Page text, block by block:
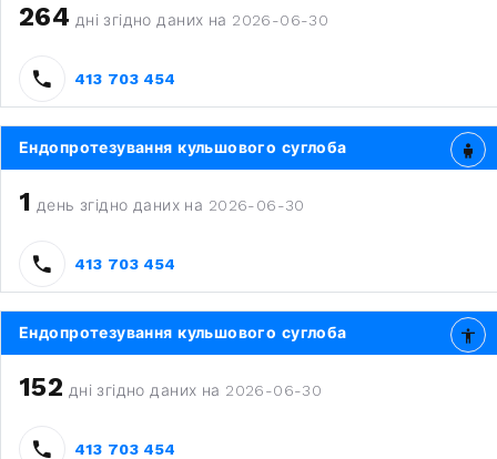
264 дні згідно даних на 2026-06-30
413 703 454
Ендопротезування кульшового суглоба
1 день згідно даних на 2026-06-30
413 703 454
Ендопротезування кульшового суглоба
152 дні згідно даних на 2026-06-30
413 703 454